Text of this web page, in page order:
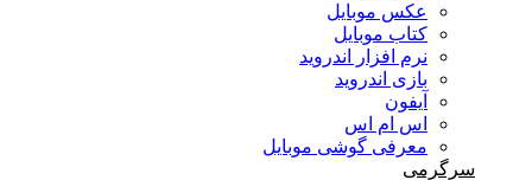
عکس موبایل
کتاب موبایل
نرم افزار اندروید
بازی اندروید
آیفون
اس ام اس
معرفی گوشی موبایل
سرگرمی